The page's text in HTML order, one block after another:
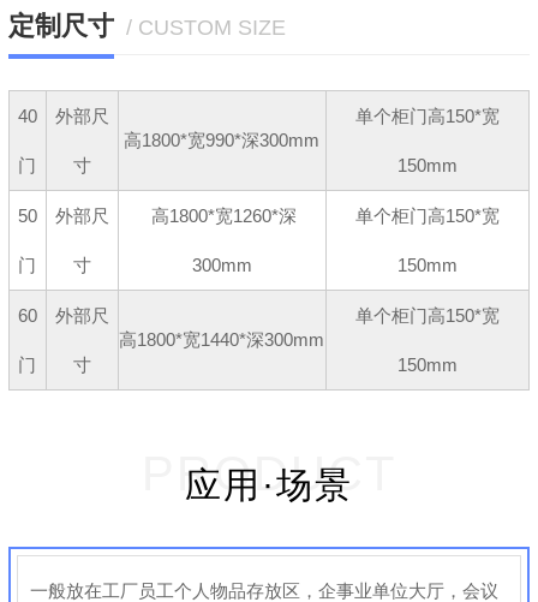
定制尺寸 / CUSTOM SIZE
40
门
外部尺
寸
高1800*宽990*深300mm
单个柜门高150*宽
150mm
50
门
外部尺
寸
高1800*宽1260*深
300mm
单个柜门高150*宽
150mm
60
门
外部尺
寸
高1800*宽1440*深300mm
单个柜门高150*宽
150mm
PRODUCT
应用·场景
一般放在工厂员工个人物品存放区，企事业单位大厅，会议